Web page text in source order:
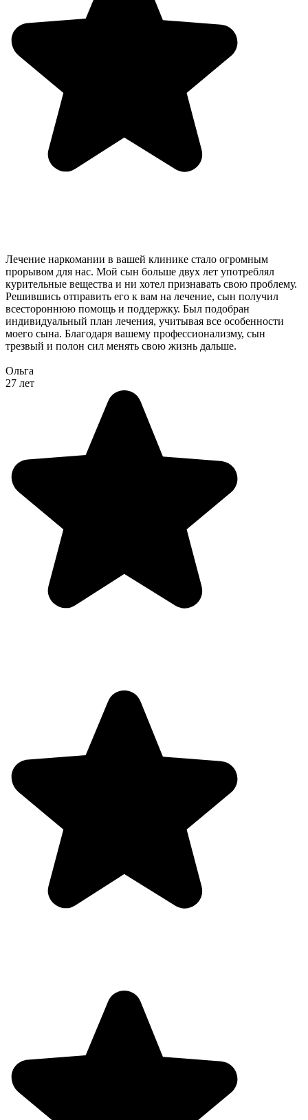
Лечение наркомании в вашей клинике стало огромным
прорывом для нас. Мой сын больше двух лет употреблял
курительные вещества и ни хотел признавать свою проблему.
Решившись отправить его к вам на лечение, сын получил
всестороннюю помощь и поддержку. Был подобран
индивидуальный план лечения, учитывая все особенности
моего сына. Благодаря вашему профессионализму, сын
трезвый и полон сил менять свою жизнь дальше.
Ольга
27 лет